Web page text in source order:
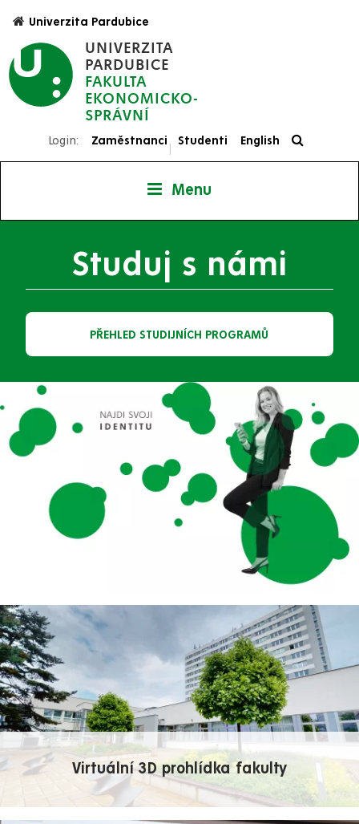
hlavnímu
obsahu
UNIVERZITA
PARDUBICE
FAKULTA
EKONOMICKO-
SPRÁVNÍ
Univerzita Pardubice
Login: Zaměstnanci
|
Studenti English
Menu
Virtuální 3D prohlídka fakulty
Studuj s námi
PŘEHLED STUDIJNÍCH PROGRAMŮ